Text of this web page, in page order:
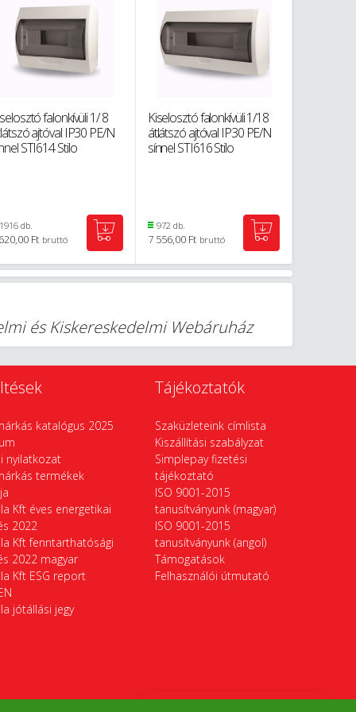
falonkívüli 1/ 8
ajtóval IP30 PE/N
STI614 Stilo
1916 db.
Ft bruttó
Kiselosztó falonkívüli 1/18
átlátszó ajtóval IP30 PE/N
sínnel STI616 Stilo
972 db.
7 556,00 Ft bruttó
és Kiskereskedelmi Webáruház
katalógus 2025
nyilatkozat
termékek
Kft éves energetikai
2022
Kft fenntarthatósági
2022 magyar
Kft ESG report
jótállási jegy
Tájékoztatók
Szaküzleteink címlista
Kiszállítási szabályzat
Simplepay fizetési
tájékoztató
ISO 9001-2015
tanusítványunk (magyar)
ISO 9001-2015
tanusítványunk (angol)
Támogatások
Felhasználói útmutató